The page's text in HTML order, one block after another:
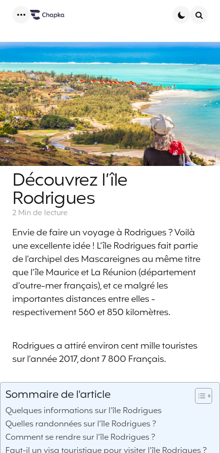
Découvrez l’île
Rodrigues
2 Min de lecture
Envie de faire un voyage à Rodrigues ? Voilà
une excellente idée ! L’île Rodrigues fait partie
de l’archipel des Mascareignes au même titre
que l’île Maurice et La Réunion (département
d’outre-mer français), et ce malgré les
importantes distances entre elles -
respectivement 560 et 850 kilomètres.
Rodrigues a attiré environ cent mille touristes
sur l’année 2017, dont 7 800 Français.
Sommaire de l'article
Quelques informations sur l’île Rodrigues
Quelles randonnées sur l’île Rodrigues ?
Comment se rendre sur l’île Rodrigues ?